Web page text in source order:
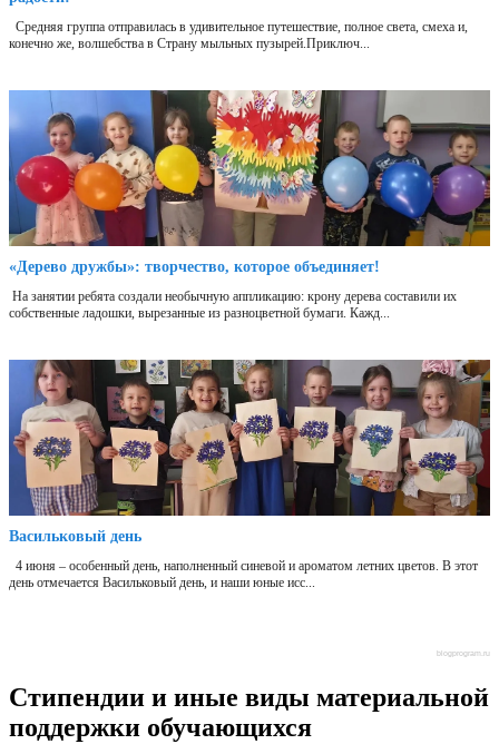
Средняя группа отправилась в удивительное путешествие, полное света, смеха и,
конечно же, волшебства в Страну мыльных пузырей.Приключ...
«Дерево дружбы»: творчество, которое объединяет!
На занятии ребята создали необычную аппликацию: крону дерева составили их
собственные ладошки, вырезанные из разноцветной бумаги. Кажд...
Васильковый день
4 июня – особенный день, наполненный синевой и ароматом летних цветов. В этот
день отмечается Васильковый день, и наши юные исс...
blogprogram.ru
Стипендии и иные виды материальной
поддержки обучающихся